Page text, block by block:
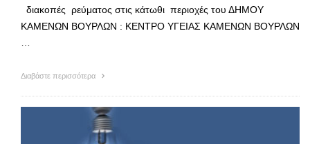
διακοπές ρεύματος στις κάτωθι περιοχές του ΔΗΜΟΥ
ΚΑΜΕΝΩΝ ΒΟΥΡΛΩΝ : ΚΕΝΤΡΟ ΥΓΕΙΑΣ ΚΑΜΕΝΩΝ ΒΟΥΡΛΩΝ
…
Διαβάστε περισσότερα